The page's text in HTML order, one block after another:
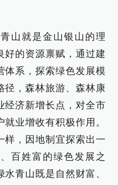
山就是金山银山的理
好的资源禀赋，通过建
体系，探索绿色发展模
径，森林旅游、森林康
经济新增长点，对全市
业增收有积极作用。
样，因地制宜探索出一
百姓富的绿色发展之
青山既是自然财富、